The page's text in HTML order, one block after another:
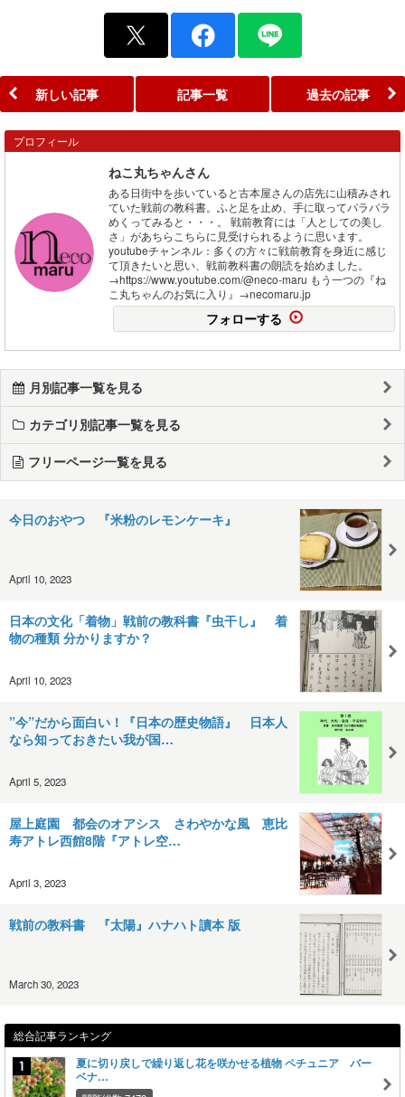
新しい記事 記事一覧 過去の記事
プロフィール
ねこ丸ちゃんさん
ある日街中を歩いていると古本屋さんの店先に山積みされ
ていた戦前の教科書。ふと足を止め、手に取ってパラパラ
めくってみると・・・。 戦前教育には「人としての美し
さ」があちらこちらに見受けられるように思います。
youtubeチャンネル：多くの方々に戦前教育を身近に感じ
て頂きたいと思い、戦前教科書の朗読を始めました。
→https://www.youtube.com/@neco-maru もう一つの『ね
こ丸ちゃんのお気に入り』→necomaru.jp
フォローする
月別記事一覧を見る
カテゴリ別記事一覧を見る
フリーページ一覧を見る
今日のおやつ 『米粉のレモンケーキ』
April 10, 2023
日本の文化「着物」戦前の教科書『虫干し』 着
物の種類 分かりますか？
April 10, 2023
”今”だから面白い！『日本の歴史物語』 日本人
なら知っておきたい我が国…
April 5, 2023
屋上庭園 都会のオアシス さわやかな風 恵比
寿アトレ西館8階『アトレ空…
April 3, 2023
戦前の教科書 『太陽』ハナハト讀本 版
March 30, 2023
総合記事ランキング
夏に切り戻しで繰り返し花を咲かせる植物 ペチュニア バー
ベナ…